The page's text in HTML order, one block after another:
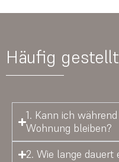
Häufig
1. Kann ich
Wohnung bleiben?
2. Wie lange dauert